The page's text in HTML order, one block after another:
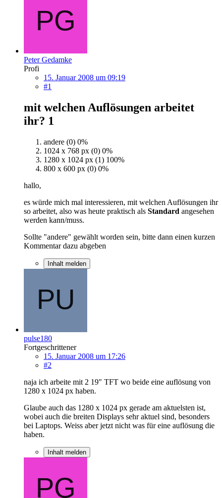
Peter Gedamke
Profi
15. Januar 2008 um 09:19
#1
mit welchen Auflösungen arbeitet
ihr? 1
andere (0) 0%
1024 x 768 px (0) 0%
1280 x 1024 px (1) 100%
800 x 600 px (0) 0%
hallo,
es würde mich mal interessieren, mit welchen Auflösungen ihr
so arbeitet, also was heute praktisch als Standard angesehen
werden kann/muss.
Sollte "andere" gewählt worden sein, bitte dann einen kurzen
Kommentar dazu abgeben
Inhalt melden
pulse180
Fortgeschrittener
15. Januar 2008 um 17:26
#2
naja ich arbeite mit 2 19" TFT wo beide eine auflösung von
1280 x 1024 px haben.
Glaube auch das 1280 x 1024 px gerade am aktuelsten ist,
wobei auch die breiten Displays sehr aktuel sind, besonders
bei Laptops. Weiss aber jetzt nicht was für eine auflösung die
haben.
Inhalt melden